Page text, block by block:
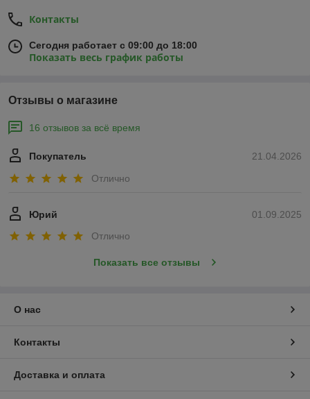
Контакты
Сегодня работает с 09:00 до 18:00
Показать весь график работы
Отзывы о магазине
16 отзывов за всё время
21.04.2026
Покупатель
Отлично
01.09.2025
Юрий
Отлично
Показать все отзывы
О нас
Контакты
Доставка и оплата